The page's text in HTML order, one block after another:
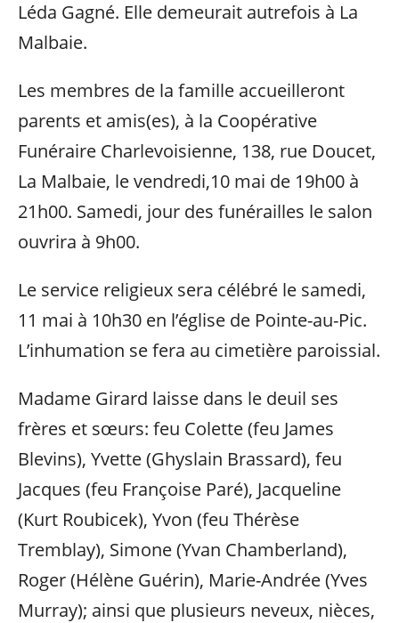
Léda Gagné. Elle demeurait autrefois à La
Malbaie.
Les membres de la famille accueilleront
parents et amis(es), à la Coopérative
Funéraire Charlevoisienne, 138, rue Doucet,
La Malbaie, le vendredi,10 mai de 19h00 à
21h00. Samedi, jour des funérailles le salon
ouvrira à 9h00.
Le service religieux sera célébré le samedi,
11 mai à 10h30 en l’église de Pointe-au-Pic.
L’inhumation se fera au cimetière paroissial.
Madame Girard laisse dans le deuil ses
frères et sœurs: feu Colette (feu James
Blevins), Yvette (Ghyslain Brassard), feu
Jacques (feu Françoise Paré), Jacqueline
(Kurt Roubicek), Yvon (feu Thérèse
Tremblay), Simone (Yvan Chamberland),
Roger (Hélène Guérin), Marie-Andrée (Yves
Murray); ainsi que plusieurs neveux, nièces,